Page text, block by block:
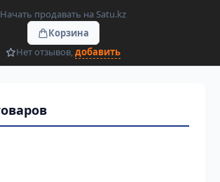
Начать продавать на Satu.kz
Корзина
Нет отзывов,добавить